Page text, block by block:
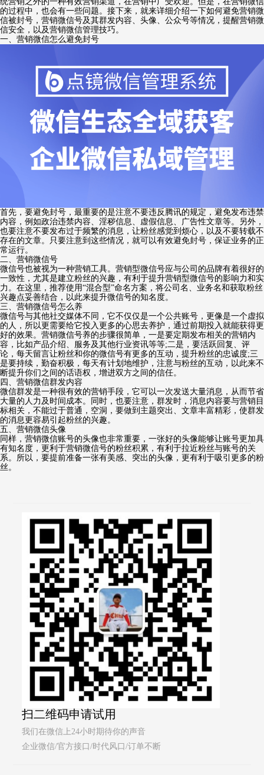
的过程中，也会有一些问题。接下来，就来详细介绍一下如何避免营销微
信被封号，营销微信号及其群发内容、头像、公众号等情况，提醒营销微
信安全，以及营销微信管理技巧。
一、营销微信怎么避免封号
首先，要避免封号，最重要的是注意不要违反腾讯的规定，避免发布违禁
内容，例如政治违禁内容、淫秽信息、虚假信息、广告性文章等。另外，
也要注意不要发布过于频繁的消息，让粉丝感觉到烦心，以及不要转载不
存在的文章。只要注意到这些情况，就可以有效避免封号，保证业务的正
常运行。
二、营销微信号
微信号也被视为一种营销工具。营销型微信号应与公司的品牌有着很好的
一致性，尤其是建立粉丝的兴趣，有利于提升营销型微信号的影响力和实
力。在这里，推荐使用“混合型”命名方案，将公司名、业务名和获取粉丝
兴趣点妥善结合，以此来提升微信号的知名度。
三、营销微信号怎么养
微信号与其他社交媒体不同，它不仅仅是一个公共账号，更像是一个虚拟
的人，所以更需要给它投入更多的心思去养护，通过前期投入就能获得更
好的效果。营销微信号养的步骤很简单，一是要定期发布相关的营销内
容，比如产品介绍、服务及其他行业资讯等等;二是，要活跃回复、评
论，每天留言让粉丝和你的微信号有更多的互动，提升粉丝的忠诚度;三
是要持续，勤奋积极，每天有计划地维护，注意与粉丝的互动，以此来不
断提升你们之间的话语权，增进双方之间的信任。
四、营销微信群发内容
微信群发是一种很有效的营销手段，它可以一次发送大量消息，从而节省
大量的人力及时间成本。同时，也要注意，群发时，消息内容要与营销目
标相关，不能过于普通，空洞，要做到主题突出、文章丰富精彩，使群发
的消息更容易引起粉丝的兴趣。
五、营销微信头像
同样，营销微信账号的头像也非常重要，一张好的头像能够让账号更加具
有知名度，更利于营销微信号的粉丝积累，有利于拉近粉丝与账号的关
系。所以，要提前准备一张有美感、突出的头像，更有利于吸引更多的粉
丝。
扫二维码申请试用
我们在微信上24小时期待你的声音
企业微信/官方接口/时代风口/订单不断